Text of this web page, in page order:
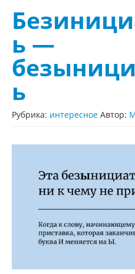
ь —
ь
Рубрика: интересное Автор: